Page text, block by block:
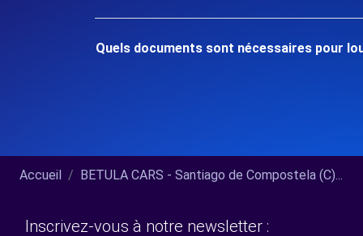
Quels documents sont nécessaires pour
Accueil BETULA CARS - Santiago de Compostela (C)...
Inscrivez-vous à notre newsletter :